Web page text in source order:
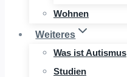
Wohnen
Weiteres
Was ist Autismus
Studien